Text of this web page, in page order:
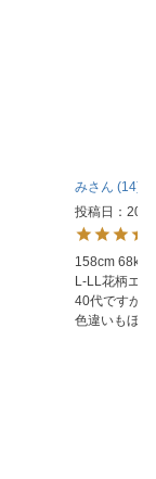
み
14
投稿日
158cm 68kg
L-LL花柄エ
40代ですが
色違いもほし